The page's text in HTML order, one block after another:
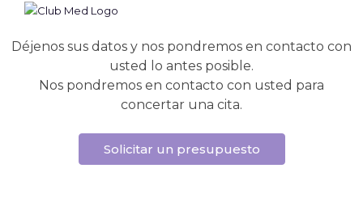
Déjenos sus datos y nos pondremos en contacto con
usted lo antes posible.
Nos pondremos en contacto con usted para
concertar una cita.
Solicitar un presupuesto